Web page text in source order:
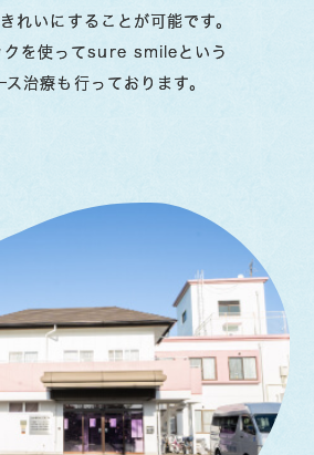
れいにすることが可能です。
クを使ってsure smileという
ス治療も行っております。